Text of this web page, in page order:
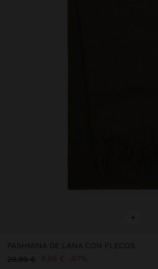
+
PASHMINA DE LANA CON FLECOS
29,99 €
9,99 € 67%